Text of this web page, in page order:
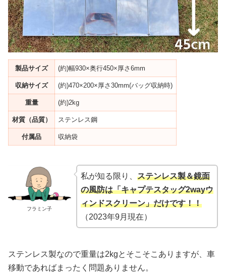
製品サイズ (約)幅930×奥行450×厚さ6mm
収納サイズ (約)470×200×厚さ30mm(バッグ収納時)
重量 (約)2kg
材質（品質） ステンレス鋼
付属品 収納袋
フラミン子
私が知る限り、 ステンレス製＆鏡面
の風防は「キャプテスタッグ2wayウ
ィンドスクリーン」だけです！！
（2023年9月現在）
ステンレス製なので重量は2kgとそこそこありますが、車
移動であればまったく問題ありません。